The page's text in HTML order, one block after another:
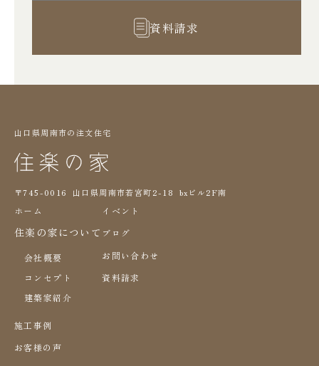
資料請求
山口県周南市の注文住宅
〒745-0016 山口県周南市若宮町2-18 bxビル2F南
ホーム
住楽の家について
会社概要
コンセプト
建築家紹介
施工事例
お客様の声
イベント
ブログ
お問い合わせ
資料請求